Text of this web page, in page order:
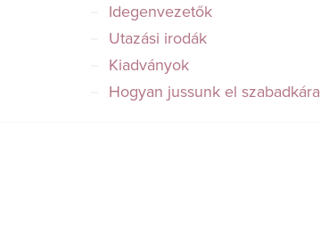
Idegenvezetők
Utazási irodák
Kiadványok
Hogyan jussunk el szabadkára